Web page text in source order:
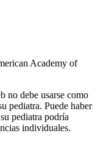
Academy of
no debe usarse como
pediatra. Puede haber
pediatra podría
individuales.